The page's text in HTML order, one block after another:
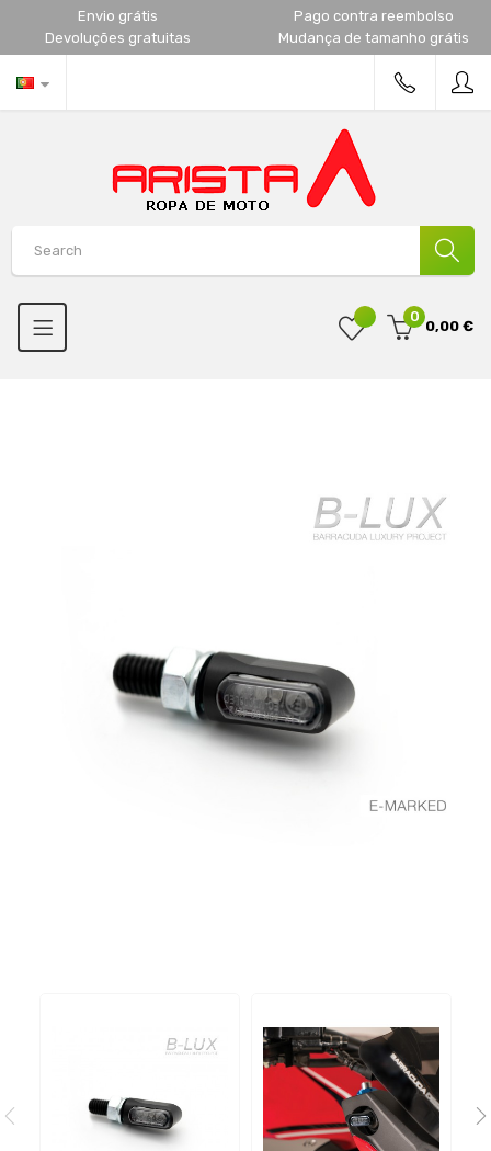
Envio grátis
Pago contra reembolso
Devoluções gratuitas
Mudança de tamanho grátis
0
0,00 €